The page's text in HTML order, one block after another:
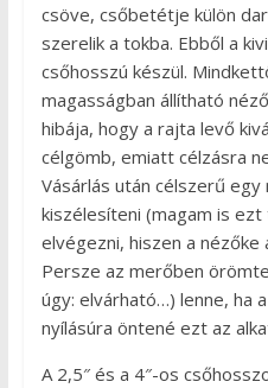
csöve, csőbetétje külön
szerelik a tokba. Ebből a
csőhosszú készül.
magasságban állítható
hibája, hogy a rajta levő
célgömb, emiatt célzásra
Vásárlás után célszerű
kiszélesíteni (magam is
elvégezni, hiszen a nézőke
Persze az merőben
úgy: elvárható…) lenne, ha
nyílásúra öntené ezt az
A 2,5″ és a 4″-os